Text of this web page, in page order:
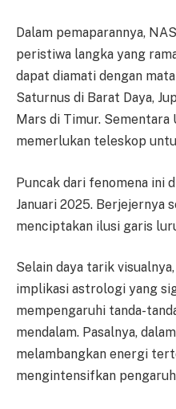
Dalam pemaparannya,
peristiwa langka yang
dapat diamati dengan
Saturnus di Barat Daya,
Mars di Timur. Sementara
memerlukan teleskop
Puncak dari fenomena ini
Januari 2025. Berjejernya
menciptakan ilusi garis
Selain daya tarik
implikasi astrologi yang
mempengaruhi tanda-
mendalam. Pasalnya,
melambangkan energi
mengintensifkan